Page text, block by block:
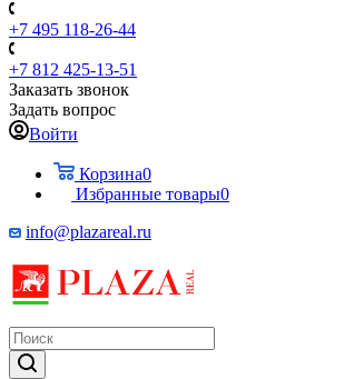
+7 495 118-26-44
+7 812 425-13-51
Заказать звонок
Задать вопрос
Войти
Корзина0
Избранные товары0
info@plazareal.ru